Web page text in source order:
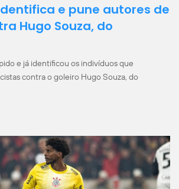
e pune autores de
Hugo Souza, do
e já identificou os indivíduos que
contra o goleiro Hugo Souza, do